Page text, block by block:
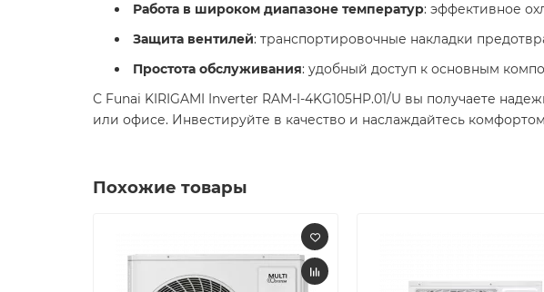
Работа в широком диапазоне температур: эффективное
Защита вентилей: транспортировочные накладки
Простота обслуживания: удобный доступ к основным
С Funai KIRIGAMI Inverter RAM-I-4KG105HP.01/U вы получаете
или офисе. Инвестируйте в качество и наслаждайтесь
Похожие товары